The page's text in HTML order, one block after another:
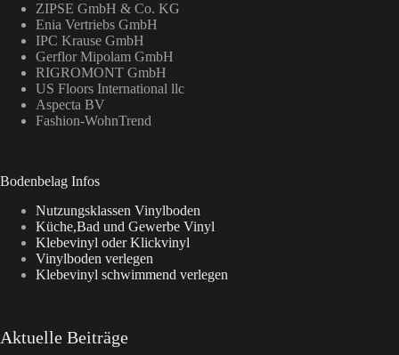
ZIPSE GmbH & Co. KG
Enia Vertriebs GmbH
IPC Krause GmbH
Gerflor Mipolam GmbH
RIGROMONT GmbH
US Floors International llc
Aspecta BV
Fashion-WohnTrend
Bodenbelag Infos
Nutzungsklassen Vinylboden
Küche,Bad und Gewerbe Vinyl
Klebevinyl oder Klickvinyl
Vinylboden verlegen
Klebevinyl schwimmend verlegen
Aktuelle Beiträge